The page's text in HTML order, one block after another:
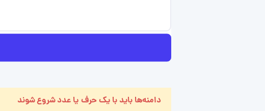
دامنه‌ها باید با یک حرف یا عدد شروع شوند